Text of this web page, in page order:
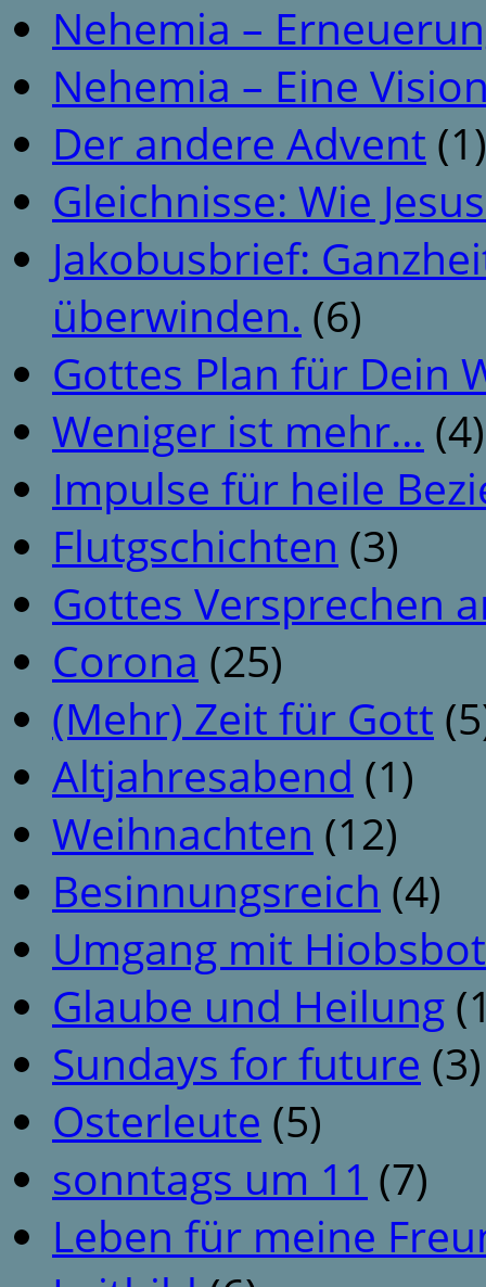
Nehemia –
Nehemia – Eine
Der andere Advent (1)
Gleichnisse: Wie
Jakobusbrief:
überwinden. (6)
Gottes Plan für Dein
Weniger ist mehr… (4)
Impulse für heile
Flutgschichten (3)
Gottes Versprechen
Corona (25)
(Mehr) Zeit für Gott
Altjahresabend (1)
Weihnachten (12)
Besinnungsreich (4)
Umgang mit
Glaube und Heilung
Sundays for future (3)
Osterleute (5)
sonntags um 11 (7)
Leben für meine